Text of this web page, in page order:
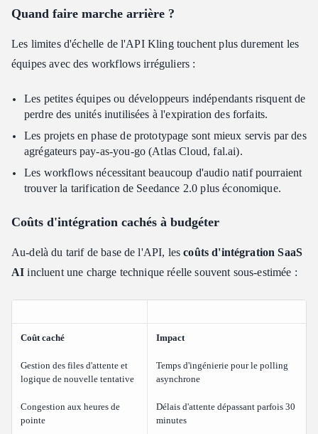
Quand faire marche arrière ?
Les limites d'échelle de l'API Kling touchent plus durement les
équipes avec des workflows irréguliers :
Les petites équipes ou développeurs indépendants risquent de
perdre des unités inutilisées à l'expiration des forfaits.
Les projets en phase de prototypage sont mieux servis par des
agrégateurs pay-as-you-go (Atlas Cloud, fal.ai).
Les workflows nécessitant beaucoup d'audio natif pourraient
trouver la tarification de Seedance 2.0 plus économique.
Coûts d'intégration cachés à budgéter
Au-delà du tarif de base de l'API, lescoûts d'intégration SaaS
AI incluent une charge technique réelle souvent sous-estimée :
Coût caché Impact
Gestion des files d'attente et
logique de nouvelle tentative
Temps d'ingénierie pour le polling
asynchrone
Congestion aux heures de
pointe
Délais d'attente dépassant parfois 30
minutes